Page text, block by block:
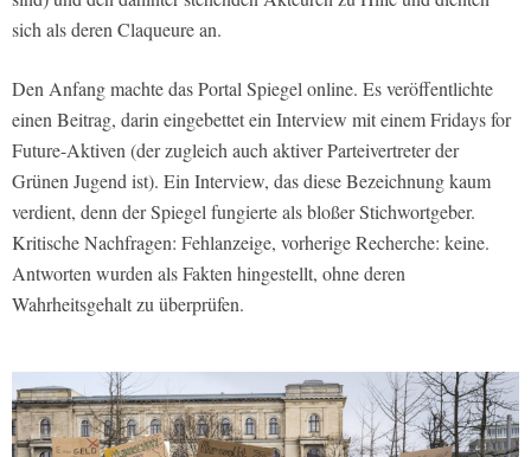
sich als deren Claqueure an.
Den Anfang machte das Portal Spiegel online. Es veröffentlichte
einen Beitrag, darin eingebettet ein Interview mit einem Fridays for
Future-Aktiven (der zugleich auch aktiver Parteivertreter der
Grünen Jugend ist). Ein Interview, das diese Bezeichnung kaum
verdient, denn der Spiegel fungierte als bloßer Stichwortgeber.
Kritische Nachfragen: Fehlanzeige, vorherige Recherche: keine.
Antworten wurden als Fakten hingestellt, ohne deren
Wahrheitsgehalt zu überprüfen.